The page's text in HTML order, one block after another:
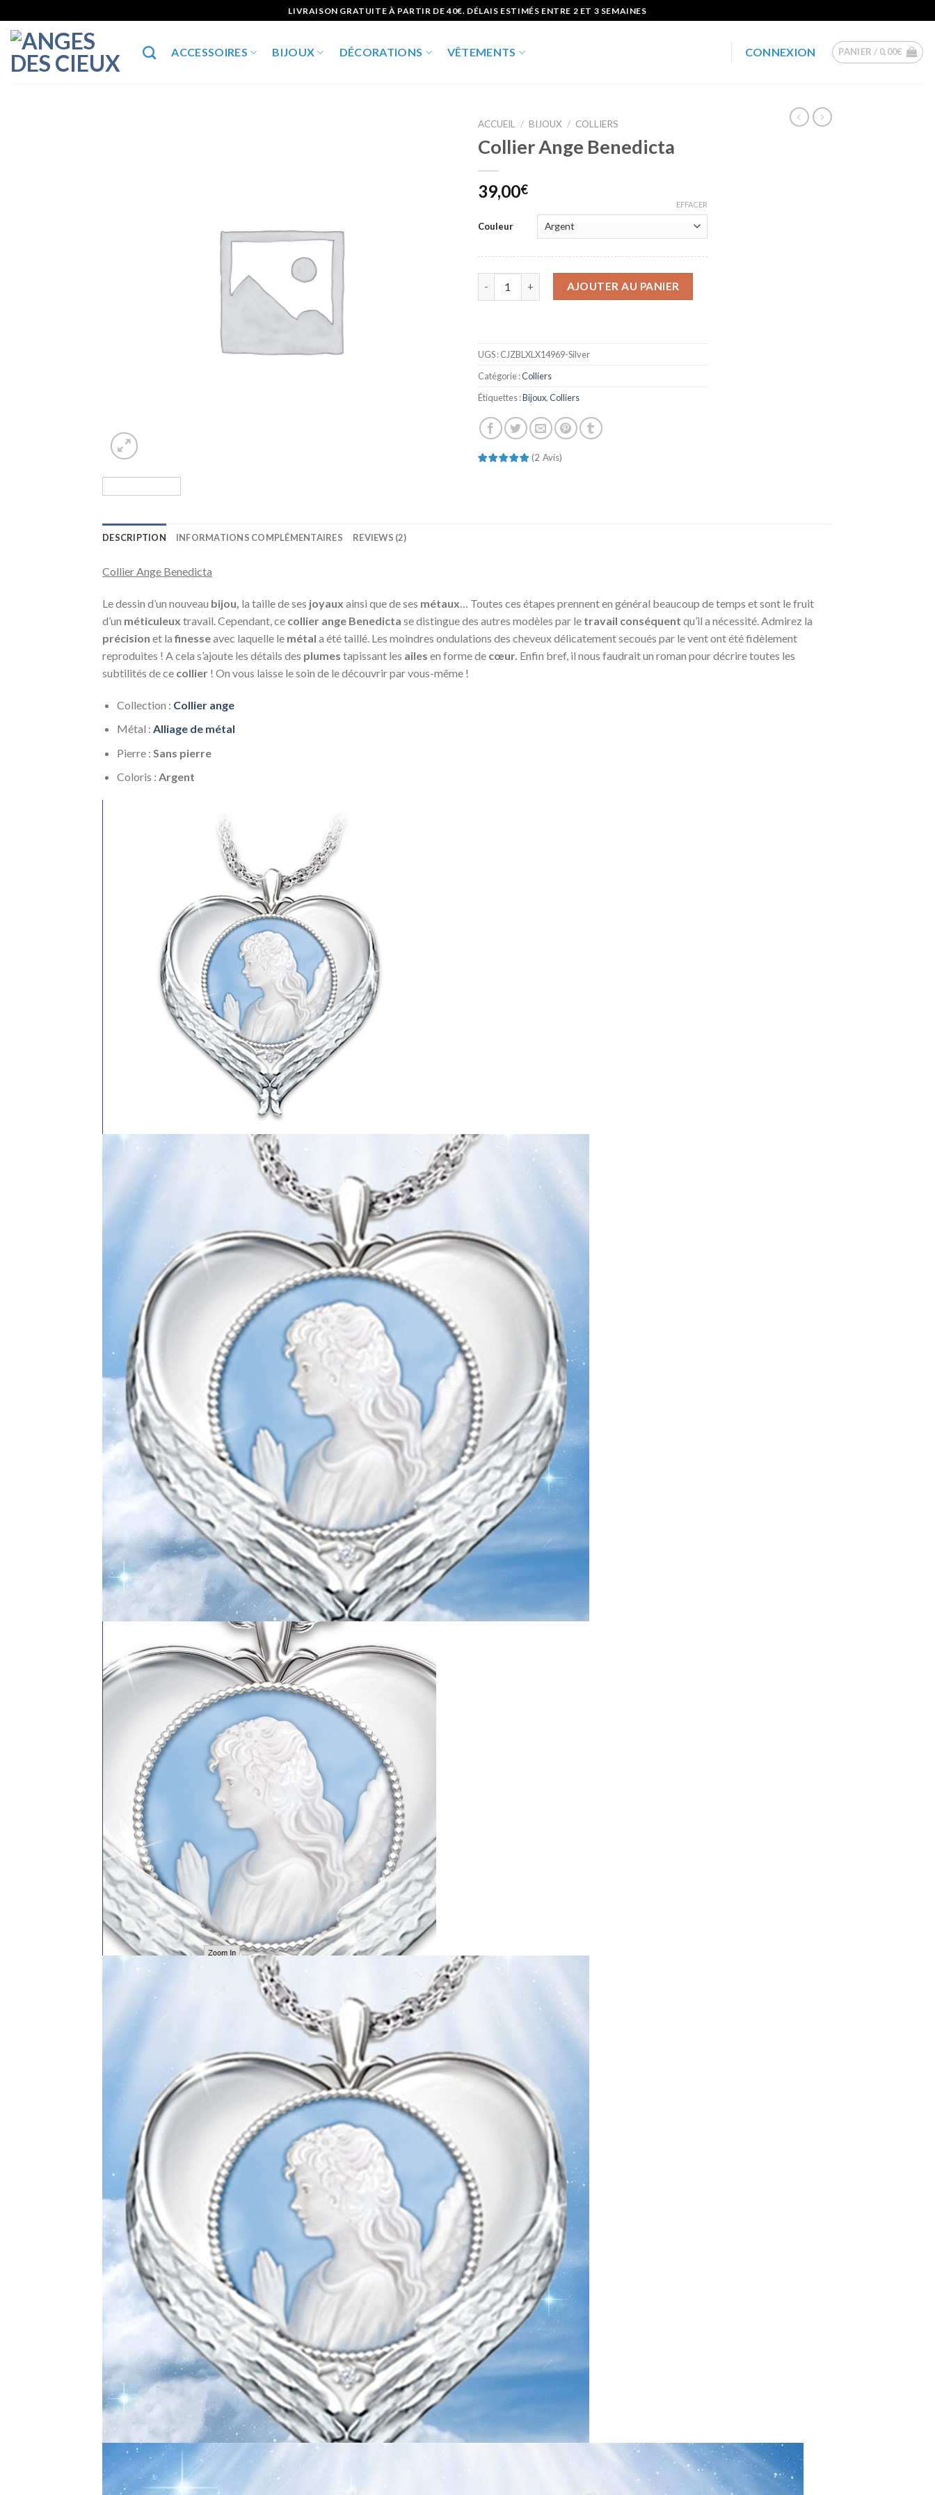
to
content
LIVRAISON GRATUITE À PARTIR DE 40€. DÉLAIS ESTIMÉS ENTRE 2 ET 3 SEMAINES
ACCESSOIRES BIJOUX DÉCORATIONS VÊTEMENTS CONNEXION PANIER / 0,00€
ACCUEIL / BIJOUX / COLLIERS
Collier Ange Benedicta
39,00€
Couleur
EFFACER
quantité de Collier Ange Benedicta
AJOUTER AU PANIER
UGS :CJZBLXLX14969-Silver
Catégorie :Colliers
Étiquettes :Bijoux,Colliers
(2 Avis)
DESCRIPTION INFORMATIONS COMPLÉMENTAIRES REVIEWS (2)
Collier Ange Benedicta
Le dessin d’un nouveau bijou, la taille de ses joyaux ainsi que de ses métaux … Toutes ces étapes prennent en général beaucoup de temps et sont le fruit
d’un méticuleux travail. Cependant, ce collier ange Benedicta se distingue des autres modèles par le travail conséquent qu’il a nécessité. Admirez la
précision et lafinesseavec laquelle le métal a été taillé. Les moindres ondulations des cheveux délicatement secoués par le vent ont été fidèlement
reproduites ! A cela s’ajoute les détails des plumes tapissant les ailes en forme de cœur. Enfin bref, il nous faudrait un roman pour décrire toutes les
subtilités de ce collier ! On vous laisse le soin de le découvrir par vous-même !
Collection : Collier ange
Métal : Alliage de métal
Pierre : Sans pierre
Coloris : Argent